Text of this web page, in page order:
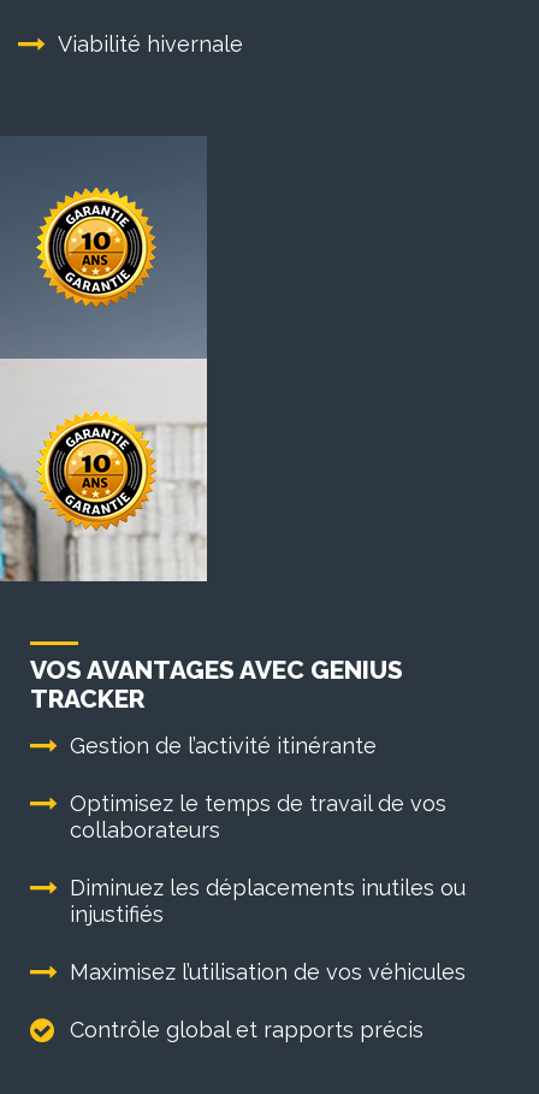
Viabilité hivernale
VOS AVANTAGES AVEC GENIUS
TRACKER
Gestion de l’activité itinérante
Optimisez le temps de travail de vos
collaborateurs
Diminuez les déplacements inutiles ou
injustifiés
Maximisez l’utilisation de vos véhicules
Contrôle global et rapports précis